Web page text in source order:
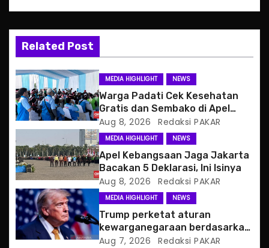
v
i
g
a
t
i
o
n
Related Post
MEDIA HIGHLIGHT NEWS
Warga Padati Cek Kesehatan
Gratis dan Sembako di Apel
Jaga Jakarta
Aug 8, 2026 Redaksi PAKAR
MEDIA HIGHLIGHT NEWS
Apel Kebangsaan Jaga Jakarta
Bacakan 5 Deklarasi, Ini Isinya
Aug 8, 2026 Redaksi PAKAR
MEDIA HIGHLIGHT NEWS
Trump perketat aturan
kewarganegaraan berdasarkan
tempat kelahiran
Aug 7, 2026 Redaksi PAKAR